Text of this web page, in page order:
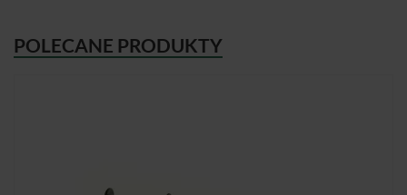
POLECANE PRODUKTY